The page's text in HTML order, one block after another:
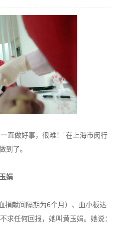
做好事，很难！”在上海市闵行
到了。
娟
献间隔期为6个月）、血小板达
求任何回报，她叫黄玉娟。她说：